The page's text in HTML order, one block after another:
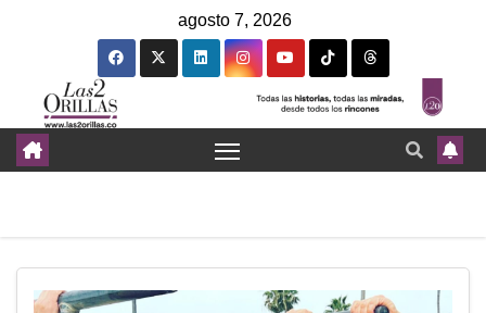
agosto 7, 2026